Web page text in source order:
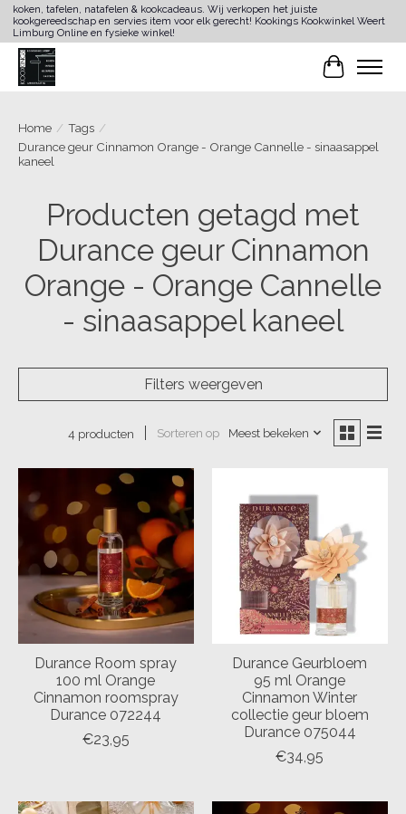
koken, tafelen, natafelen & kookcadeaus. Wij verkopen het juiste
kookgereedschap en servies item voor elk gerecht! Kookings Kookwinkel Weert
Limburg Online en fysieke winkel!
Home / Tags /
Durance geur Cinnamon Orange - Orange Cannelle - sinaasappel
kaneel
Producten getagd met
Durance geur Cinnamon
Orange - Orange Cannelle
- sinaasappel kaneel
Filters weergeven
4 producten Sorteren op Meest bekeken
Durance Room spray
100 ml Orange
Cinnamon roomspray
Durance 072244
€23,95
Durance Geurbloem
95 ml Orange
Cinnamon Winter
collectie geur bloem
Durance 075044
€34,95